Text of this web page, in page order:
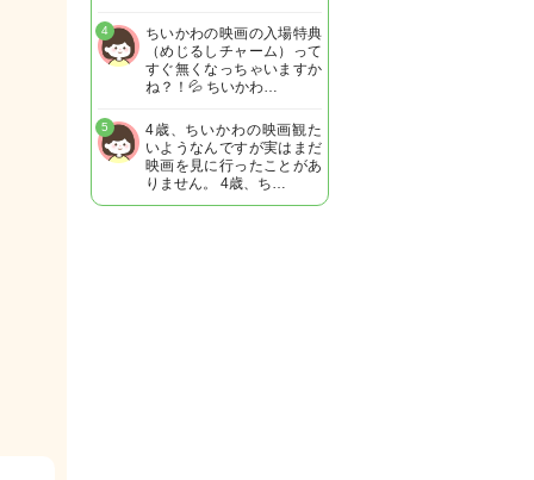
ちいかわの映画の入場特典
（めじるしチャーム）って
すぐ無くなっちゃいますか
ね？！💦 ちいかわ…
4
4歳、ちいかわの映画観た
いようなんですが実はまだ
映画を見に行ったことがあ
りません。 4歳、ち…
5